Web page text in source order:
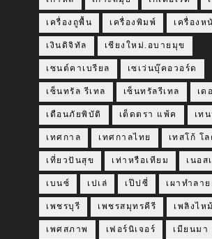
เครื่องถูพื้น เครื่องพิมพ์ เครื่องห
เงินดิจิทัล เชียงใหม่.อบายมุข
เซนต์คาเบรียล เซเว่นบุ๊คอวอร์ด
เซ็นทรัล รีเทล เซ็นทรัลรีเทล เด
เตือนภัยพิบัติ เต็ดตรา แพ้ค เท
เทศกาล เทศกาลไทย เทสโก้ โ
เที่ยวปันสุข เท่าหรือเทียม เนอส
เบนซ์ เปเล่ เป๊ปซี่ เผาทำลา
เพชรบุรี เพชรสมุทรคีรี เพลิงไหม้
เพศสภาพ เฟอร์นิเจอร์ เมียนมา